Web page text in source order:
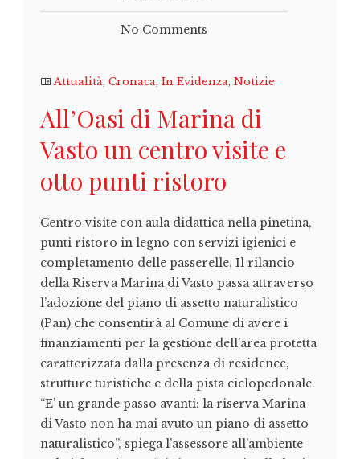
No Comments
Attualità, Cronaca, In Evidenza, Notizie
All’Oasi di Marina di
Vasto un centro visite e
otto punti ristoro
Centro visite con aula didattica nella pinetina,
punti ristoro in legno con servizi igienici e
completamento delle passerelle. Il rilancio
della Riserva Marina di Vasto passa attraverso
l’adozione del piano di assetto naturalistico
(Pan) che consentirà al Comune di avere i
finanziamenti per la gestione dell’area protetta
caratterizzata dalla presenza di residence,
strutture turistiche e della pista ciclopedonale.
“E’ un grande passo avanti: la riserva Marina
di Vasto non ha mai avuto un piano di assetto
naturalistico”, spiega l’assessore all’ambiente